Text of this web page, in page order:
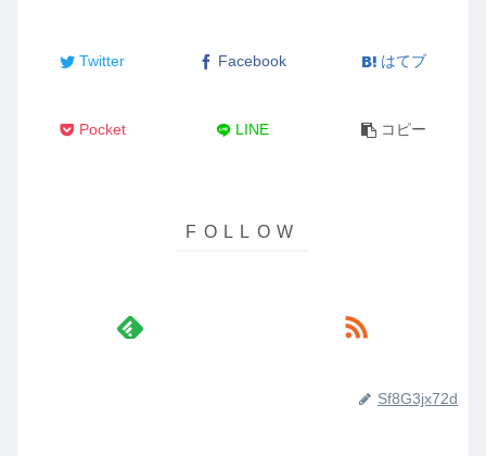
Twitter Facebook はてブ
Pocket LINE コピー
Sf8G3jx72d